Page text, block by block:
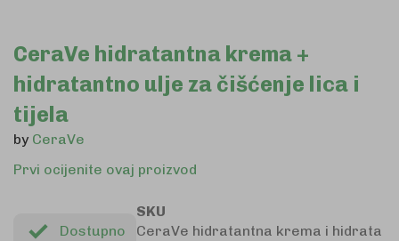
Skip
the
beginning
of
the
images
CeraVe hidratantna krema +
hidratantno ulje za čišćenje lica i
tijela
by CeraVe
Prvi ocijenite ovaj proizvod
Dostupno
SKU
CeraVe hidratantna krema i hidrata